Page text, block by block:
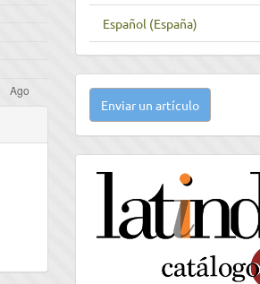
Español (España)
Enviar
un
artículo
Enviar un artículo
latindex